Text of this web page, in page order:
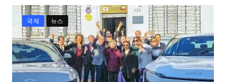
국제 뉴스